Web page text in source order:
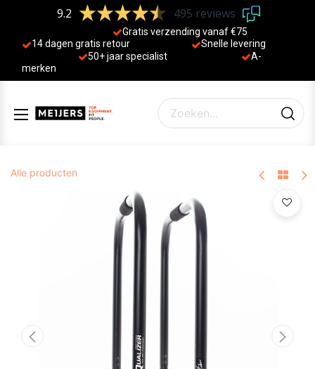
9.2 495 reviews
Gratis verzending vanaf €75
14 dagen gratis retour
Sne lle levering
50+ jaar specialist
A-
merken
Alle producten